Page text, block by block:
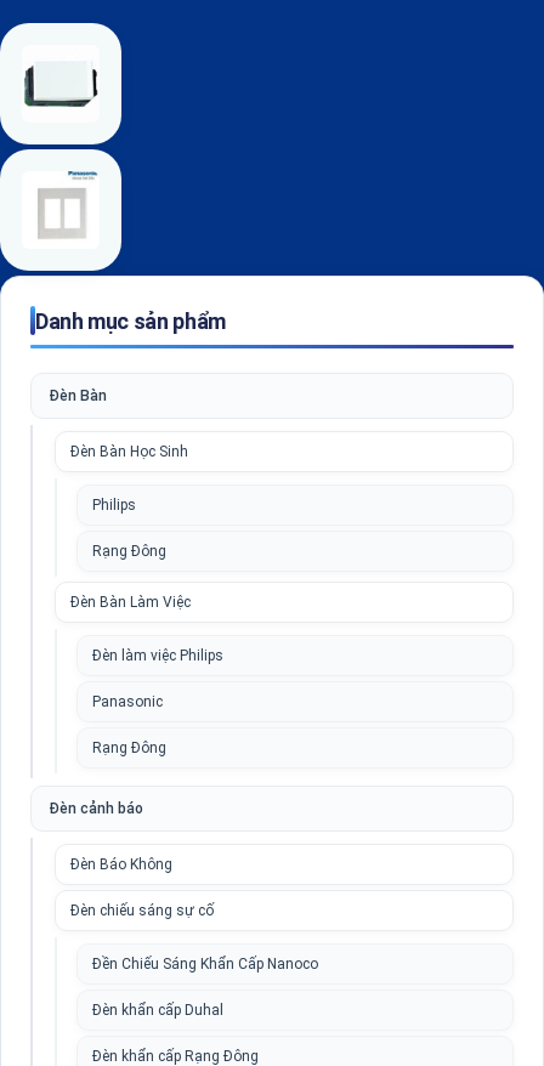
Danh mục sản phẩm
Đèn Bàn
Đèn Bàn Học Sinh
Philips
Rạng Đông
Đèn Bàn Làm Việc
Đèn làm việc Philips
Panasonic
Rạng Đông
Đèn cảnh báo
Đèn Báo Không
Đèn chiếu sáng sự cố
Đền Chiếu Sáng Khẩn Cấp Nanoco
Đèn khẩn cấp Duhal
Đèn khẩn cấp Rạng Đông